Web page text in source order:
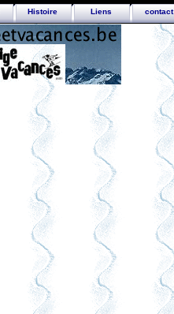
Histoire Liens contact